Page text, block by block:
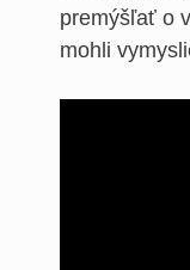
premýšľať o
mohli